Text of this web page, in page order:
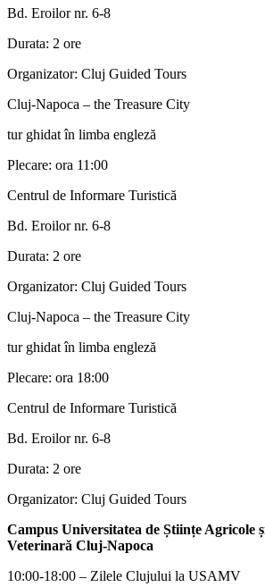
Bd. Eroilor nr. 6-8
Durata: 2 ore
Organizator: Cluj Guided Tours
Cluj-Napoca – the Treasure City
tur ghidat în limba engleză
Plecare: ora 11:00
Centrul de Informare Turistică
Bd. Eroilor nr. 6-8
Durata: 2 ore
Organizator: Cluj Guided Tours
Cluj-Napoca – the Treasure City
tur ghidat în limba engleză
Plecare: ora 18:00
Centrul de Informare Turistică
Bd. Eroilor nr. 6-8
Durata: 2 ore
Organizator: Cluj Guided Tours
Campus Universitatea de Științe Agricole
Veterinară Cluj-Napoca
10:00-18:00 – Zilele Clujului la USAMV